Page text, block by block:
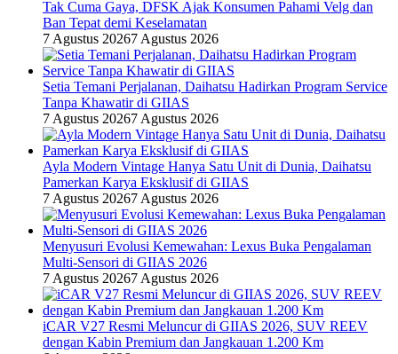
Tak Cuma Gaya, DFSK Ajak Konsumen Pahami Velg dan
Ban Tepat demi Keselamatan
7 Agustus 20267 Agustus 2026
Setia Temani Perjalanan, Daihatsu Hadirkan Program Service
Tanpa Khawatir di GIIAS
7 Agustus 20267 Agustus 2026
Ayla Modern Vintage Hanya Satu Unit di Dunia, Daihatsu
Pamerkan Karya Eksklusif di GIIAS
7 Agustus 20267 Agustus 2026
Menyusuri Evolusi Kemewahan: Lexus Buka Pengalaman
Multi-Sensori di GIIAS 2026
7 Agustus 20267 Agustus 2026
iCAR V27 Resmi Meluncur di GIIAS 2026, SUV REEV
dengan Kabin Premium dan Jangkauan 1.200 Km